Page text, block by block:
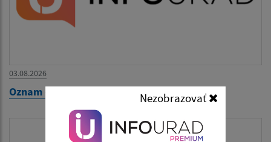
Nezobrazovať
03.08.2026
Oznam - zatvorený Obecný úrad